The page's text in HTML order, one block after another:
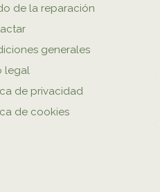
de la reparación
generales
legal
de privacidad
de cookies